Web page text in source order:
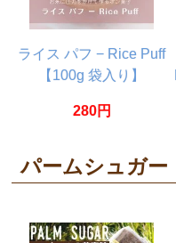
ライス パフ − Rice Puff
【100g 袋入り】
280円
パームシュガー